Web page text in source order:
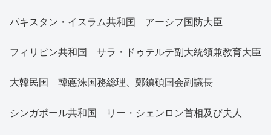
パキスタン・イスラム共和国 アーシフ国防大臣
フィリピン共和国 サラ・ドゥテルテ副大統領兼教育大臣
大韓民国 韓悳洙国務総理、鄭鎮碩国会副議長
シンガポール共和国 リー・シェンロン首相及び夫人